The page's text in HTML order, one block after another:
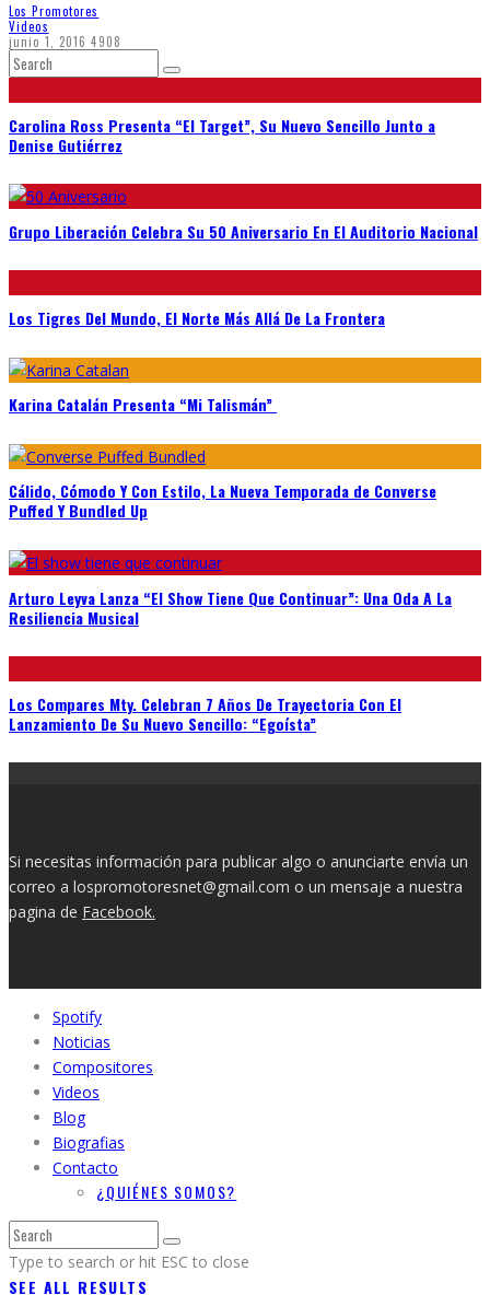
Los Promotores
Videos
junio 1, 2016 4908
Carolina Ross Presenta “El Target”, Su Nuevo Sencillo Junto a
Denise Gutiérrez
Grupo Liberación Celebra Su 50 Aniversario En El Auditorio Nacional
Los Tigres Del Mundo, El Norte Más Allá De La Frontera
Karina Catalán Presenta “Mi Talismán”
Cálido, Cómodo Y Con Estilo, La Nueva Temporada de Converse
Puffed Y Bundled Up
Arturo Leyva Lanza “El Show Tiene Que Continuar”: Una Oda A La
Resiliencia Musical
Los Compares Mty. Celebran 7 Años De Trayectoria Con El
Lanzamiento De Su Nuevo Sencillo: “Egoísta”
Si necesitas información para publicar algo o anunciarte envía un
correo a lospromotoresnet@gmail.com o un mensaje a nuestra
pagina de Facebook.
Spotify
Noticias
Compositores
Videos
Blog
Biografias
Contacto
¿QUIÉNES SOMOS?
Type to search or hit ESC to close
SEE ALL RESULTS